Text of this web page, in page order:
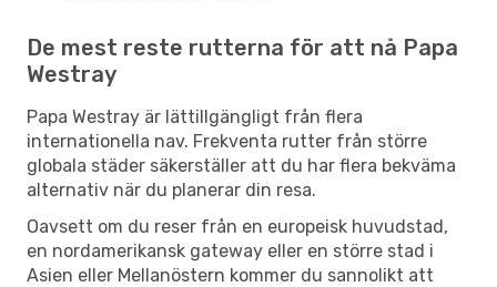
De mest reste rutterna för att nå Papa
Westray
Papa Westray är lättillgängligt från flera
internationella nav. Frekventa rutter från större
globala städer säkerställer att du har flera bekväma
alternativ när du planerar din resa.
Oavsett om du reser från en europeisk huvudstad,
en nordamerikansk gateway eller en större stad i
Asien eller Mellanöstern kommer du sannolikt att